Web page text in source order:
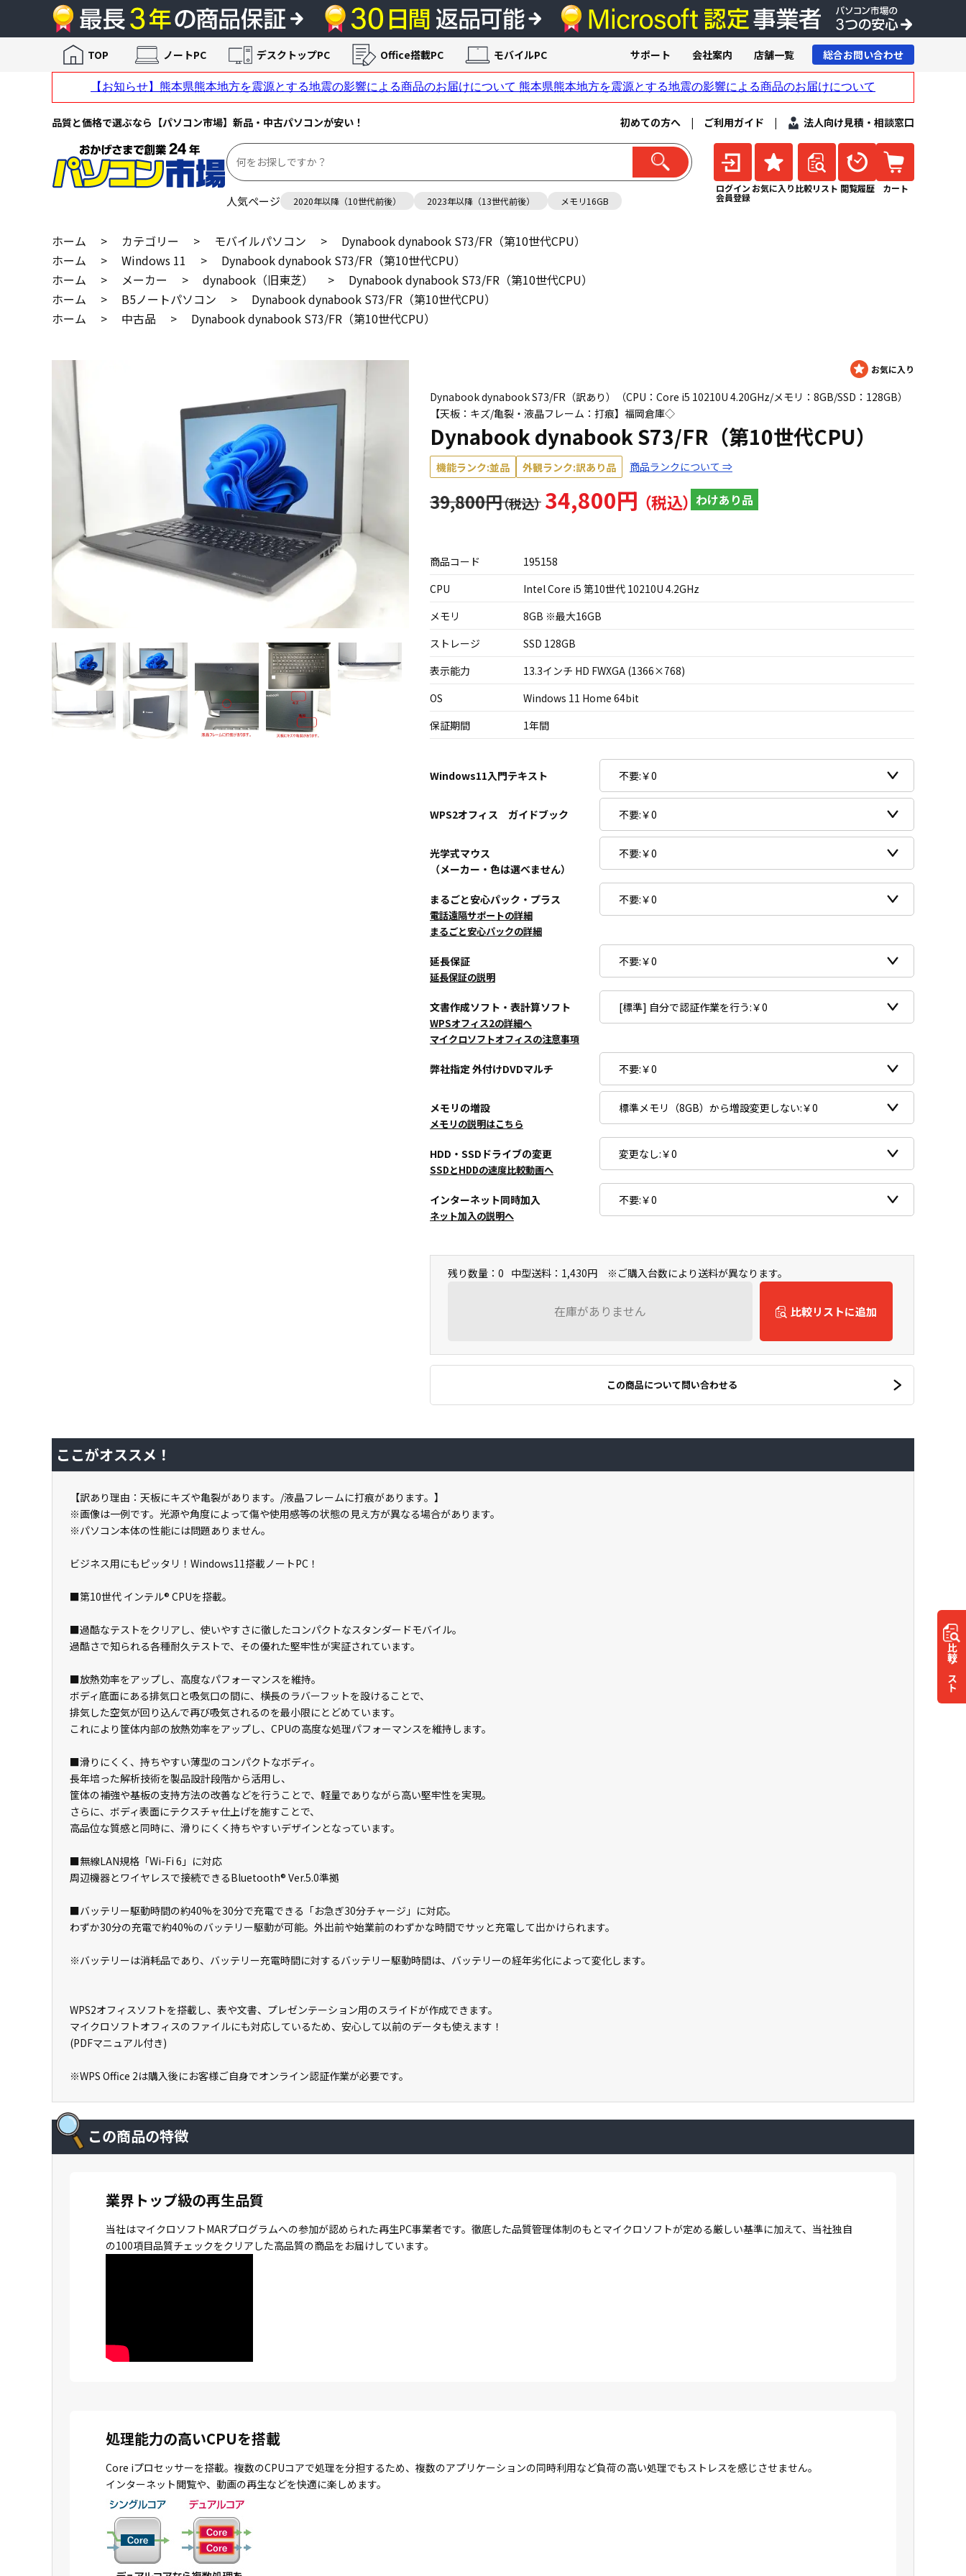
品質と価格で選ぶなら【パソコン市場】新品・中古パソコンが安い！ 初めての方へ | ご利用ガイド | 法人向け見積・相談窓口
人気ページ 2020年以降（10世代前後） 2023年以降（13世代前後） メモリ16GB
ログイン
会員登録
お気に入り 比較リスト 閲覧履歴 カート
TOP ノートPC デスクトップPC Office搭載PC モバイルPC サポート 会社案内 店舗一覧 総合お問い合わせ
ホーム > カテゴリー > モバイルパソコン >
Dynabook dynabook S73/FR（第10世代CPU）
ホーム
> Windows 11 >
Dynabook dynabook S73/FR（第10世代CPU）
ホーム
> メーカー > dynabook（旧東芝） >
Dynabook dynabook S73/FR（第10世代CPU）
ホーム
> B5ノートパソコン >
Dynabook dynabook S73/FR（第10世代CPU）
ホーム
> 中古品 > Dynabook dynabook S73/FR（第10世代CPU）
Dynabook dynabook S73/FR（訳あり）（CPU：Core i5 10210U 4.20GHz/メモリ：8GB/SSD：128GB）
【天板：キズ/亀裂・液晶フレーム：打痕】福岡倉庫◇
Dynabook dynabook S73/FR（第10世代CPU）
機能ランク:並品 外観ランク:訳あり品 商品ランクについて ⇒
34,800円 わけあり品
39,800円
商品コード
195158
CPU
Intel Core i5 第10世代 10210U 4.2GHz
メモリ
8GB ※最大16GB
ストレージ
SSD 128GB
表示能力
13.3インチ HD FWXGA (1366×768)
OS
Windows 11 Home 64bit
保証期間
1年間
Windows11入門テキスト
WPS2オフィス ガイドブック
光学式マウス
（メーカー・色は選べません）
まるごと安心パック・プラス
電話遠隔サポートの詳細
まるごと安心パックの詳細
延長保証
延長保証の説明
文書作成ソフト・表計算ソフト
WPSオフィス2の詳細へ
マイクロソフトオフィスの注意事項
弊社指定 外付けDVDマルチ
メモリの増設
メモリの説明はこちら
HDD・SSDドライブの変更
SSDとHDDの速度比較動画へ
インターネット同時加入
ネット加入の説明へ
残り数量：0 中型送料：1,430円 ※ご購入台数により送料が異なります。
在庫がありません 比較リストに追加
この商品について問い合わせる
比較
リスト
ここがオススメ！
【訳あり理由：天板にキズや亀裂があります。/液晶フレームに打痕があります。】
※画像は一例です。光源や角度によって傷や使用感等の状態の見え方が異なる場合があります。
※パソコン本体の性能には問題ありません。
ビジネス用にもピッタリ！Windows11搭載ノートPC！
■第10世代 インテル® CPUを搭載。
■過酷なテストをクリアし、使いやすさに徹したコンパクトなスタンダードモバイル。
過酷さで知られる各種耐久テストで、その優れた堅牢性が実証されています。
■放熱効率をアップし、高度なパフォーマンスを維持。
ボディ底面にある排気口と吸気口の間に、横長のラバーフットを設けることで、
排気した空気が回り込んで再び吸気されるのを最小限にとどめています。
これにより筐体内部の放熱効率をアップし、CPUの高度な処理パフォーマンスを維持します。
■滑りにくく、持ちやすい薄型のコンパクトなボディ。
長年培った解析技術を製品設計段階から活用し、
筐体の補強や基板の支持方法の改善などを行うことで、軽量でありながら高い堅牢性を実現。
さらに、ボディ表面にテクスチャ仕上げを施すことで、
高品位な質感と同時に、滑りにくく持ちやすいデザインとなっています。
■無線LAN規格「Wi-Fi 6」に対応
周辺機器とワイヤレスで接続できるBluetooth® Ver.5.0準拠
■バッテリー駆動時間の約40%を30分で充電できる「お急ぎ30分チャージ」に対応。
わずか30分の充電で約40%のバッテリー駆動が可能。外出前や始業前のわずかな時間でサッと充電して出かけられます。
※バッテリーは消耗品であり、バッテリー充電時間に対するバッテリー駆動時間は、バッテリーの経年劣化によって変化します。
WPS2オフィスソフトを搭載し、表や文書、プレゼンテーション用のスライドが作成できます。
マイクロソフトオフィスのファイルにも対応しているため、安心して以前のデータも使えます！
(PDFマニュアル付き)
※WPS Office 2は購入後にお客様ご自身でオンライン認証作業が必要です。
この商品の特徴
業界トップ級の再生品質
当社はマイクロソフトMARプログラムへの参加が認められた再生PC事業者です。徹底した品質管理体制のもとマイクロソフトが定める厳しい基準に加えて、当社独自
の100項目品質チェックをクリアした高品質の商品をお届けしています。
処理能力の高いCPUを搭載
Core iプロセッサーを搭載。複数のCPUコアで処理を分担するため、複数のアプリケーションの同時利用など負荷の高い処理でもストレスを感じさせません。
インターネット閲覧や、動画の再生などを快適に楽しめます。